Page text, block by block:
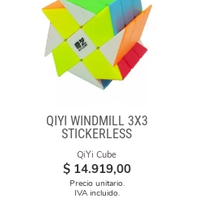
QIYI WINDMILL 3X3
STICKERLESS
QiYi Cube
$ 14.919,00
Precio unitario.
IVA incluido.